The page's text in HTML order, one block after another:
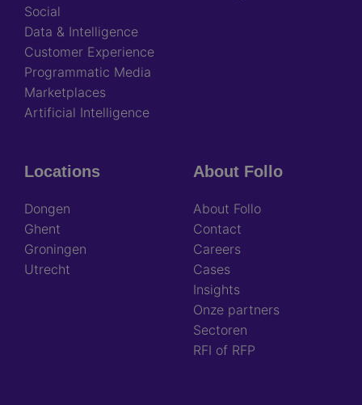
Social
Data & Intelligence
Customer Experience
Programmatic Media
Marketplaces
Artificial Intelligence
Locations
Dongen
Ghent
Groningen
Utrecht
About Follo
About Follo
Contact
Careers
Cases
Insights
Onze partners
Sectoren
RFI of RFP